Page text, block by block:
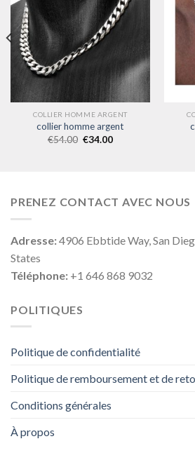
COLLIER HOMME ARGENT
collier homme argent
€54.00 €34.00
PRENEZ CONTACT AVEC NOUS
Adresse:4906 Ebbtide Way, San
States
Téléphone: +1 646 868 9032
POLITIQUES
Politique de confidentialité
Politique de remboursement et de
Conditions générales
À propos